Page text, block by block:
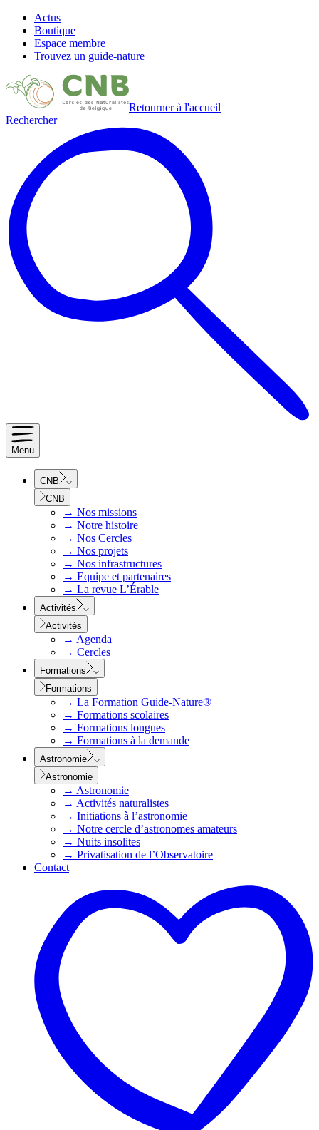
Actus
Boutique
Espace membre
Trouvez un guide-nature
Retourner à l'accueil
Rechercher
Menu
CNB
CNB
→ Nos missions
→ Notre histoire
→ Nos Cercles
→ Nos projets
→ Nos infrastructures
→ Equipe et partenaires
→ La revue L’Érable
Activités
Activités
→ Agenda
→ Cercles
Formations
Formations
→ La Formation Guide-Nature®
→ Formations scolaires
→ Formations longues
→ Formations à la demande
Astronomie
Astronomie
→ Astronomie
→ Activités naturalistes
→ Initiations à l’astronomie
→ Notre cercle d’astronomes amateurs
→ Nuits insolites
→ Privatisation de l’Observatoire
Contact